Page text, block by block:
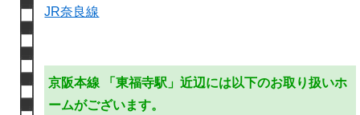
JR奈良線
京阪本線 「東福寺駅」近辺には以下のお取り扱いホ
ームがございます。